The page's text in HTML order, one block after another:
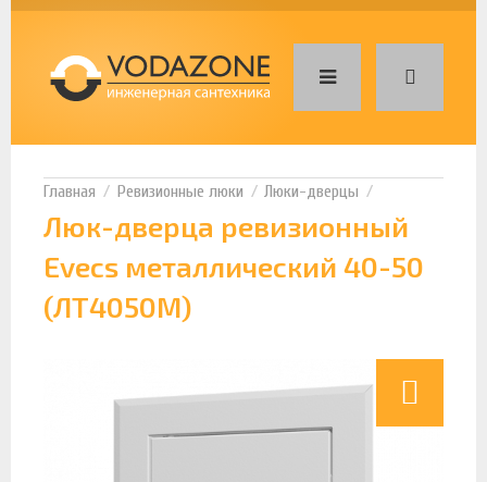
Ревизионные люки Люки-дверцы
Люк-дверца ревизионный
Evecs металлический 40-50
(ЛТ4050М)